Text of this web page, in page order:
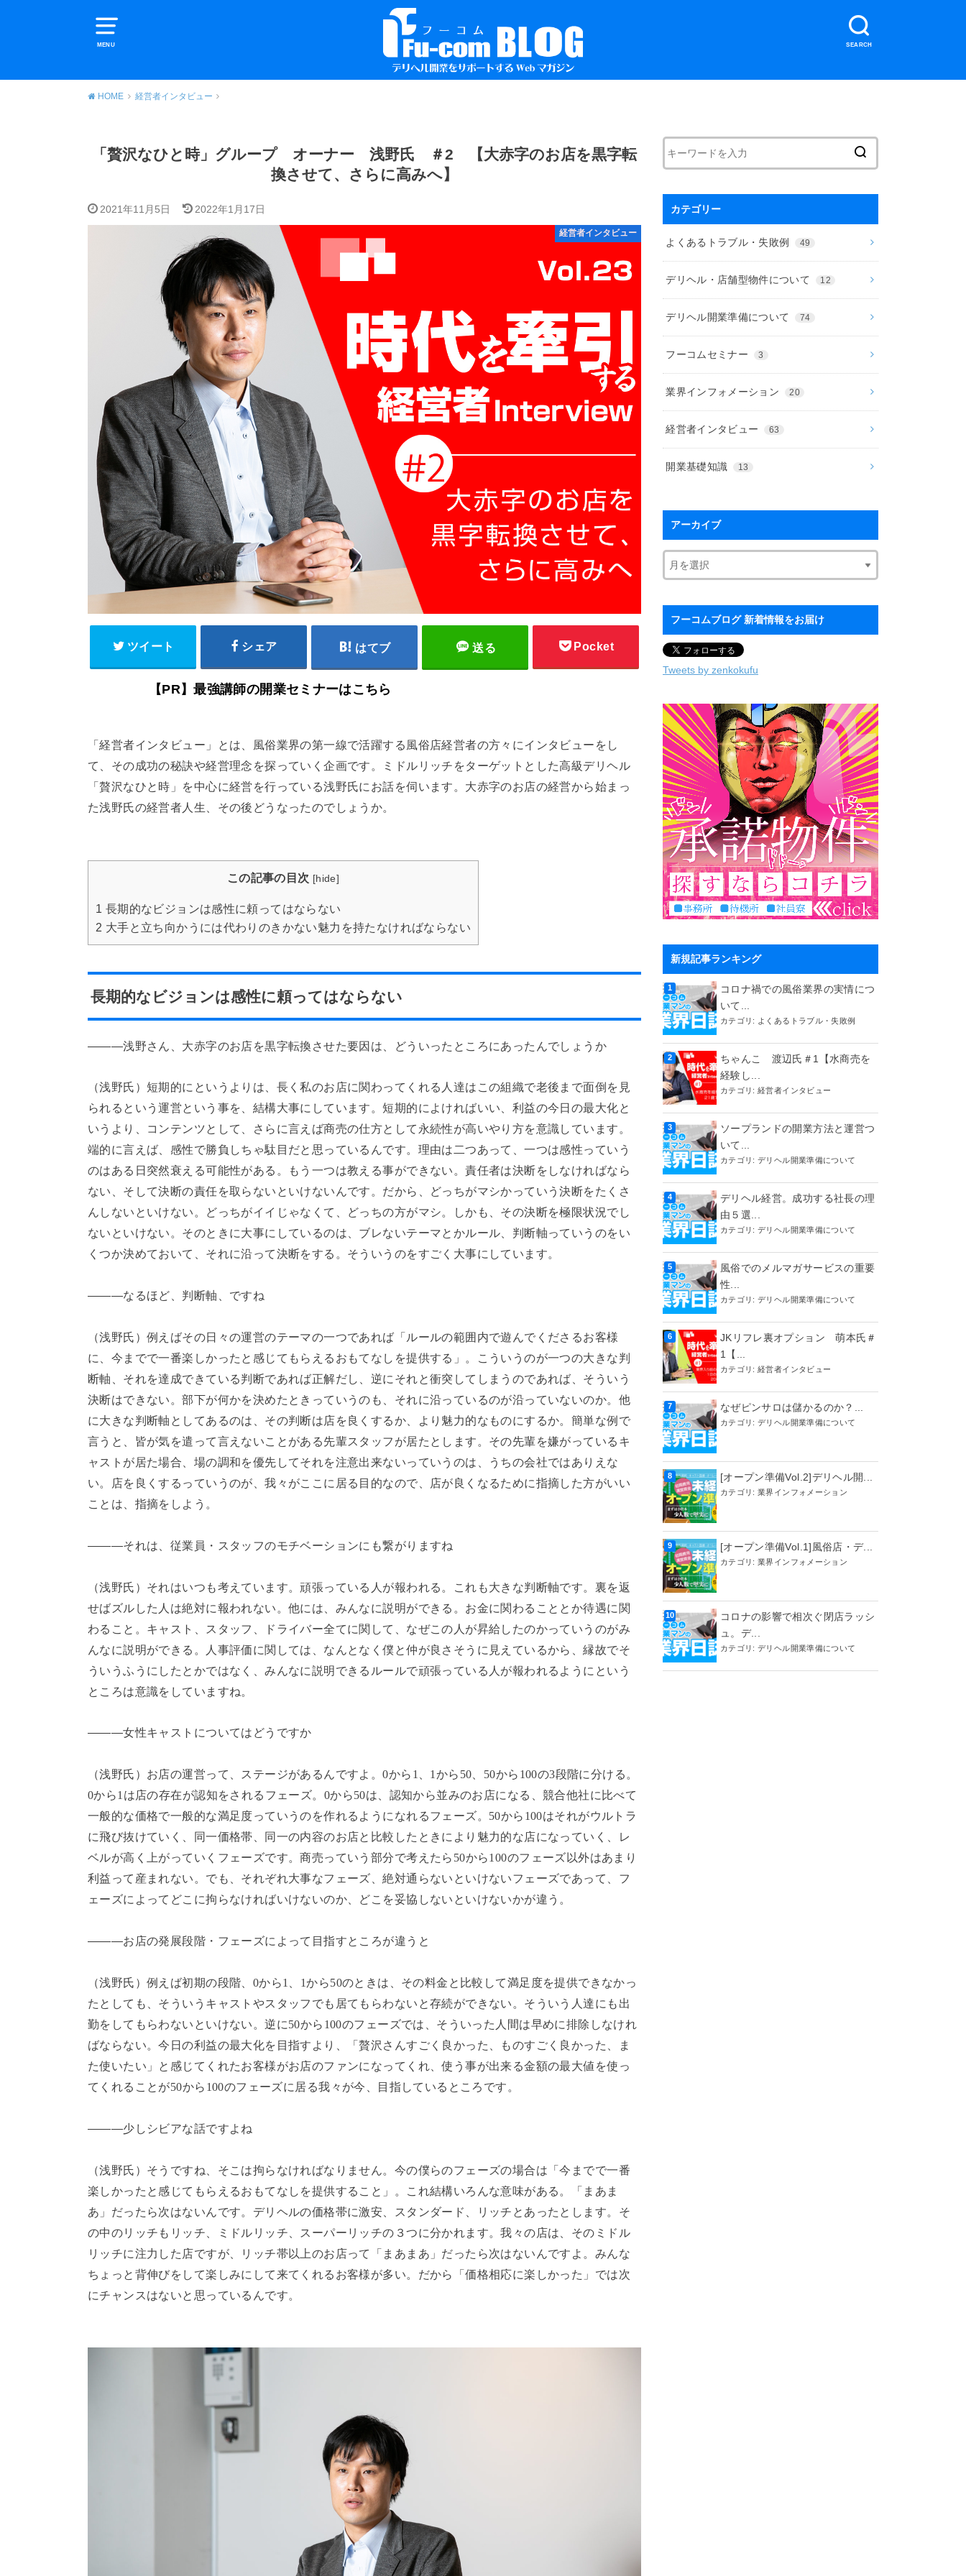
MENU SEARCH
HOME 経営者インタビュー
「贅沢なひと時」グループ オーナー 浅野氏 ＃2 【大赤字のお店を黒字転
換させて、さらに高みへ】
2021年11月5日 2022年1月17日
経営者インタビュー
ツイート シェア はてブ 送る Pocket
【PR】最強講師の開業セミナーはこちら
「経営者インタビュー」とは、風俗業界の第一線で活躍する風俗店経営者の方々にインタビューをし
て、その成功の秘訣や経営理念を探っていく企画です。ミドルリッチをターゲットとした高級デリヘル
「贅沢なひと時」を中心に経営を行っている浅野氏にお話を伺います。大赤字のお店の経営から始まっ
た浅野氏の経営者人生、その後どうなったのでしょうか。
この記事の目次 [hide]
1 長期的なビジョンは感性に頼ってはならない
2 大手と立ち向かうには代わりのきかない魅力を持たなければならない
長期的なビジョンは感性に頼ってはならない
―――浅野さん、大赤字のお店を黒字転換させた要因は、どういったところにあったんでしょうか
（浅野氏）短期的にというよりは、長く私のお店に関わってくれる人達はこの組織で老後まで面倒を見
られるという運営という事を、結構大事にしています。短期的によければいい、利益の今日の最大化と
いうより、コンテンツとして、さらに言えば商売の仕方として永続性が高いやり方を意識しています。
端的に言えば、感性で勝負しちゃ駄目だと思っているんです。理由は二つあって、一つは感性っていう
のはある日突然衰える可能性がある。もう一つは教える事ができない。責任者は決断をしなければなら
ない、そして決断の責任を取らないといけないんです。だから、どっちがマシかっていう決断をたくさ
んしないといけない。どっちがイイじゃなくて、どっちの方がマシ。しかも、その決断を極限状況でし
ないといけない。そのときに大事にしているのは、ブレないテーマとかルール、判断軸っていうのをい
くつか決めておいて、それに沿って決断をする。そういうのをすごく大事にしています。
―――なるほど、判断軸、ですね
（浅野氏）例えばその日々の運営のテーマの一つであれば「ルールの範囲内で遊んでくださるお客様
に、今までで一番楽しかったと感じてもらえるおもてなしを提供する」。こういうのが一つの大きな判
断軸、それを達成できている判断であれば正解だし、逆にそれと衝突してしまうのであれば、そういう
決断はできない。部下が何かを決めたときっていうのも、それに沿っているのが沿っていないのか。他
に大きな判断軸としてあるのは、その判断は店を良くするか、より魅力的なものにするか。簡単な例で
言うと、皆が気を遣って言えないことがある先輩スタッフが居たとします。その先輩を嫌がっているキ
ャストが居た場合、場の調和を優先してそれを注意出来ないっていうのは、うちの会社ではありえな
い。店を良くするっていうのが、我々がここに居る目的なので、店が良くなるために指摘した方がいい
ことは、指摘をしよう。
―――それは、従業員・スタッフのモチベーションにも繋がりますね
（浅野氏）それはいつも考えています。頑張っている人が報われる。これも大きな判断軸です。裏を返
せばズルした人は絶対に報われない。他には、みんなに説明ができる。お金に関わることとか待遇に関
わること。キャスト、スタッフ、ドライバー全てに関して、なぜこの人が昇給したのかっていうのがみ
んなに説明ができる。人事評価に関しては、なんとなく僕と仲が良さそうに見えているから、縁故でそ
ういうふうにしたとかではなく、みんなに説明できるルールで頑張っている人が報われるようにという
ところは意識をしていますね。
―――女性キャストについてはどうですか
（浅野氏）お店の運営って、ステージがあるんですよ。0から 1 1から 50 50から 100の3段階に分ける。
0から1は店の存在が認知をされるフェーズ。 0から50は、認知から並みのお店になる、競合他社に比べて
一般的な価格で一般的な満足度っていうのを作れるようになれるフェーズ。 50から 100はそれがウルトラ
に飛び抜けていく、同一価格帯、同一の内容のお店と比較したときにより魅力的な店になっていく、レ
ベルが高く上がっていくフェーズです。商売っていう部分で考えたら 50から100のフェーズ以外はあまり
利益って産まれない。でも、それぞれ大事なフェーズ、絶対通らないといけないフェーズであって、フ
ェーズによってどこに拘らなければいけないのか、どこを妥協しないといけないかが違う。
―――お店の発展段階・フェーズによって目指すところが違うと
（浅野氏）例えば初期の段階、 0から1 1から50のときは、その料金と比較して満足度を提供できなかっ
たとしても、そういうキャストやスタッフでも居てもらわないと存続ができない。そういう人達にも出
勤をしてもらわないといけない。逆に50から 100のフェーズでは、そういった人間は早めに排除しなけれ
ばならない。今日の利益の最大化を目指すより、「贅沢さんすごく良かった、ものすごく良かった、ま
た使いたい」と感じてくれたお客様がお店のファンになってくれ、使う事が出来る金額の最大値を使っ
てくれることが50から 100のフェーズに居る我々が今、目指しているところです。
―――少しシビアな話ですよね
（浅野氏）そうですね、そこは拘らなければなりません。今の僕らのフェーズの場合は「今までで一番
楽しかったと感じてもらえるおもてなしを提供すること」。これ結構いろんな意味がある。「まあま
あ」だったら次はないんです。デリヘルの価格帯に激安、スタンダード、リッチとあったとします。そ
の中のリッチもリッチ、ミドルリッチ、スーパーリッチの３つに分かれます。我々の店は、そのミドル
リッチに注力した店ですが、リッチ帯以上のお店って「まあまあ」だったら次はないんですよ。みんな
ちょっと背伸びをして楽しみにして来てくれるお客様が多い。だから「価格相応に楽しかった」では次
にチャンスはないと思っているんです。
カテゴリー
よくあるトラブル・失敗例 49
デリヘル・店舗型物件について 12
デリヘル開業準備について 74
フーコムセミナー 3
業界インフォメーション 20
経営者インタビュー 63
開業基礎知識 13
アーカイブ
フーコムブログ 新着情報をお届け
Tweets by zenkokufu
新規記事ランキング
コロナ禍での風俗業界の実情につ
いて...
カテゴリ: よくあるトラブル・失敗例
ちゃんこ 渡辺氏＃1【水商売を
経験し...
カテゴリ:経営者インタビュー
ソープランドの開業方法と運営つ
いて...
カテゴリ:デリヘル開業準備について
デリヘル経営。成功する社長の理
由５選...
カテゴリ:デリヘル開業準備について
風俗でのメルマガサービスの重要
性...
カテゴリ:デリヘル開業準備について
JKリフレ裏オプション 萌本氏＃
1【...
カテゴリ:経営者インタビュー
なぜピンサロは儲かるのか？...
カテゴリ:デリヘル開業準備について
[オープン準備Vol.2]デリヘル開...
カテゴリ:業界インフォメーション
[オープン準備Vol.1]風俗店・デ...
カテゴリ:業界インフォメーション
コロナの影響で相次ぐ閉店ラッシ
ュ。デ...
カテゴリ:デリヘル開業準備について